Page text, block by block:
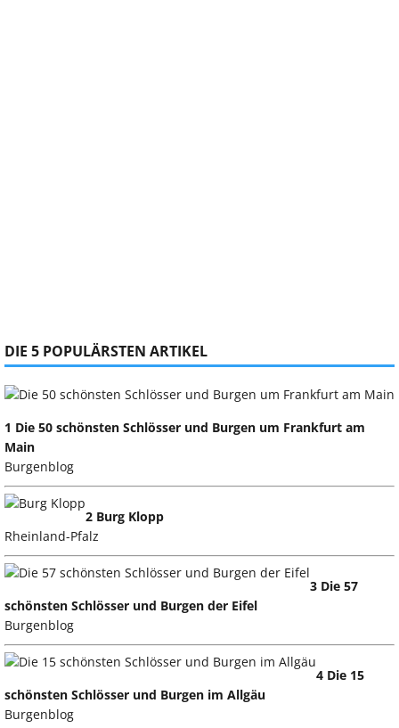
DIE 5 POPULÄRSTEN ARTIKEL
1 Die 50 schönsten Schlösser und Burgen um Frankfurt am
Main
Burgenblog
2 Burg Klopp
Rheinland-Pfalz
3 Die 57
schönsten Schlösser und Burgen der Eifel
Burgenblog
4 Die 15
schönsten Schlösser und Burgen im Allgäu
Burgenblog